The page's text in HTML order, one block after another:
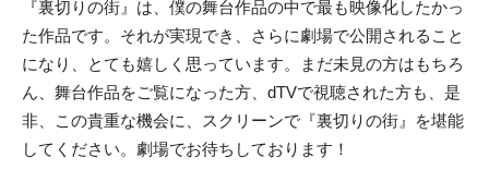
『裏切りの街』は、僕の舞台作品の中で最も映像化したかっ
た作品です。それが実現でき、さらに劇場で公開されること
になり、とても嬉しく思っています。まだ未見の方はもちろ
ん、舞台作品をご覧になった方、dTVで視聴された方も、是
非、この貴重な機会に、スクリーンで『裏切りの街』を堪能
してください。劇場でお待ちしております！